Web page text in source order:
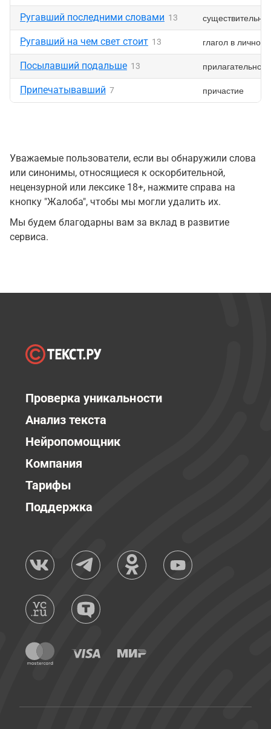
Ругавший последними словами 13
Ругавший на чем свет стоит 13 глагол в
Посылавший подальше 13 прилагательное
Припечатывавший 7 причастие
Уважаемые пользователи, если вы обнаружили слова
или синонимы, относящиеся к оскорбительной,
нецензурной или лексике 18+, нажмите справа на
кнопку "Жалоба", чтобы мы могли удалить их.
Мы будем благодарны вам за вклад в развитие
сервиса.
Проверка уникальности
Анализ текста
Нейропомощник
Компания
Тарифы
Поддержка